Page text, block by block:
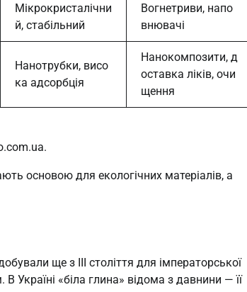
Мікрокристалічни
й, стабільний
Вогнетриви, напо
внювачі
Нанотрубки, висо
ка адсорбція
Нанокомпозити, д
оставка ліків, очи
щення
основою для екологічних матеріалів, а
ще з III століття для імператорської
Україні «біла глина» відома з давнини — її